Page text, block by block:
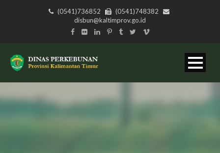
(0541)736852
(0541)748382
disbun@kaltimprov.go.id